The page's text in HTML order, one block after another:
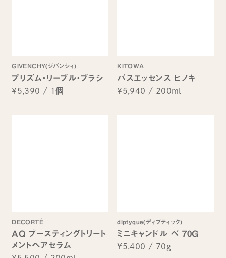
GIVENCHY(ジバンシィ)
プリズム・リーブル・ブラシ
¥5,390 / 1個
KITOWA
バスエッセンス ヒノキ
¥5,940 / 200ml
DECORTÉ
AQ ブースティングトリート
メントヘアセラム
diptyque(ディプティック)
ミニキャンドル ベ 70G
¥5,400 / 70g